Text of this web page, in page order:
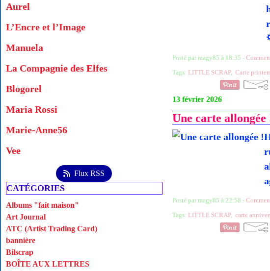
Aurel
L’Encre et l’Image
Manuela
La Compagnie des Elfes
Blogorel
Maria Rossi
Marie-Anne56
Vee
Flux RSS
CATÉGORIES
Albums "fait maison"
Art Journal
ATC (Artist Trading Card)
bannière
Bilscrap
BOÎTE AUX LETTRES
Posté par magy85 à 18:35 -
Tags: LITTLE SCRAP, Carte
13 février 2026
Une carte allongée
Posté par magy85 à 22:58 -
Tags: LITTLE SCRAP, carte